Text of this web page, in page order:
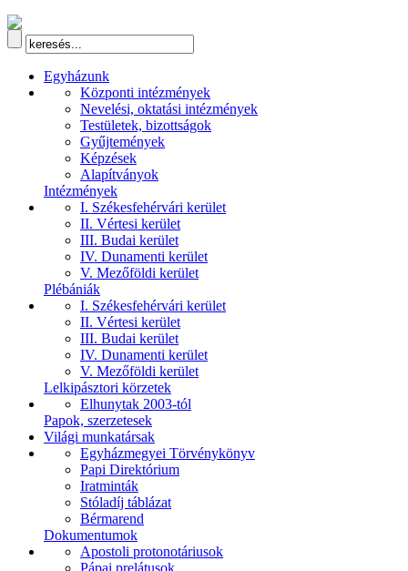
Egyházunk
Központi intézmények
Nevelési, oktatási intézmények
Testületek, bizottságok
Gyűjtemények
Képzések
Alapítványok
Intézmények
I. Székesfehérvári kerület
II. Vértesi kerület
III. Budai kerület
IV. Dunamenti kerület
V. Mezőföldi kerület
Plébániák
I. Székesfehérvári kerület
II. Vértesi kerület
III. Budai kerület
IV. Dunamenti kerület
V. Mezőföldi kerület
Lelkipásztori körzetek
Elhunytak 2003-tól
Papok, szerzetesek
Világi munkatársak
Egyházmegyei Törvénykönyv
Papi Direktórium
Iratminták
Stóladíj táblázat
Bérmarend
Dokumentumok
Apostoli protonotáriusok
Pápai prelátusok